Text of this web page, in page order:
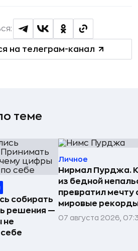
на телеграм-канал
теме
собирать
решения —
не
Личное
Нирмал Пурджа.
из бедной
превратил мечту
мировые рекорды
07 августа 2026,